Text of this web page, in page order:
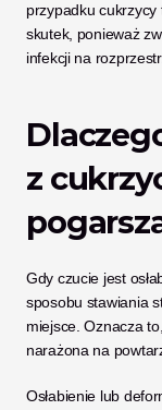
przypadku
skutek, ponieważ
infekcji na
z
Gdy czucie jest
sposobu stawiania
miejsce. Oznacza
narażona na
Osłabienie lub